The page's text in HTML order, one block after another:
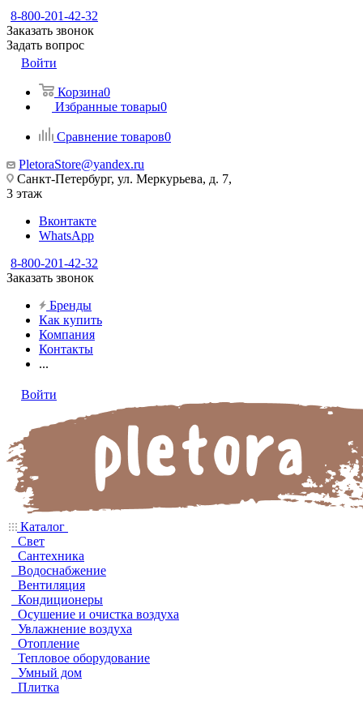
8-800-201-42-32
Заказать звонок
Задать вопрос
Войти
Корзина0
Избранные товары0
Сравнение товаров0
PletoraStore@yandex.ru
Санкт-Петербург, ул. Меркурьева, д. 7,
3 этаж
Вконтакте
WhatsApp
8-800-201-42-32
Заказать звонок
Бренды
Как купить
Компания
Контакты
...
Войти
Каталог
Свет
Сантехника
Водоснабжение
Вентиляция
Кондиционеры
Осушение и очистка воздуха
Увлажнение воздуха
Отопление
Тепловое оборудование
Умный дом
Плитка